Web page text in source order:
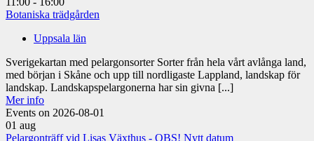
Botaniska trädgården
Uppsala län
Sverigekartan med pelargonsorter Sorter från hela vårt avlånga land,
med början i Skåne och upp till nordligaste Lappland, landskap för
landskap. Landskapspelargonerna har sin givna [...]
Mer info
Events on 2026-08-01
01 aug
Pelargonträff vid Lisas Växthus - OBS! Nytt datum